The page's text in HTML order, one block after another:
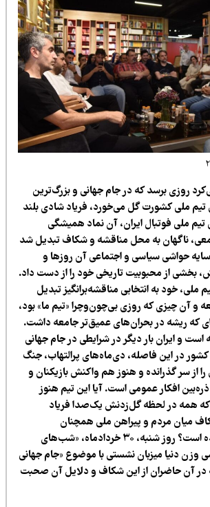
برسد که در جام جهانی و بزرگ‌ترین
کشورت گل می‌خورد، فریاد شادی بلند
فوتبال ایران، آن نماد همیشگی
به محل مناقشه و شکاف تبدیل شد
سیاسی و اجتماعی آن روزها و
از محبوبیت تاریخی خود را از دست داد.
خود به انتخابی مناقشه‌برانگیز تبدیل
چیزی که روزی بی‌چون‌وچرا «تیم ما» بود،
ریشه در بحران‌های عمیق‌تر جامعه داشت.
ایران بار دیگر در شرایطی در جام جهانی
در این فاصله، دی‌ماه‌های پرالتهاب، جنگ
گذرانده و هنوز هم واکنش بازیکنان و
افکار عمومی است. آیا این تیم هنوز
در لحظه گل‌زدنش یک‌صدا فریاد
مردم و پیراهن ملی همچنان
حل‌ناشدنی باقی مانده است؟ روز شنبه، ۳۰ خردادماه، «شب‌های
میزبان نشستی با موضوع «جام جهانی
حاضران از این شکاف و دلایل آن صحبت